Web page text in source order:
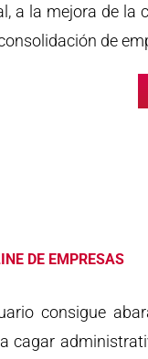
a la mejora de la
de
DE EMPRESAS
consigue
cagar